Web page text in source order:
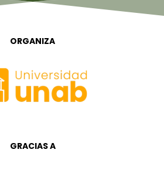
ORGANIZA
GRACIAS A